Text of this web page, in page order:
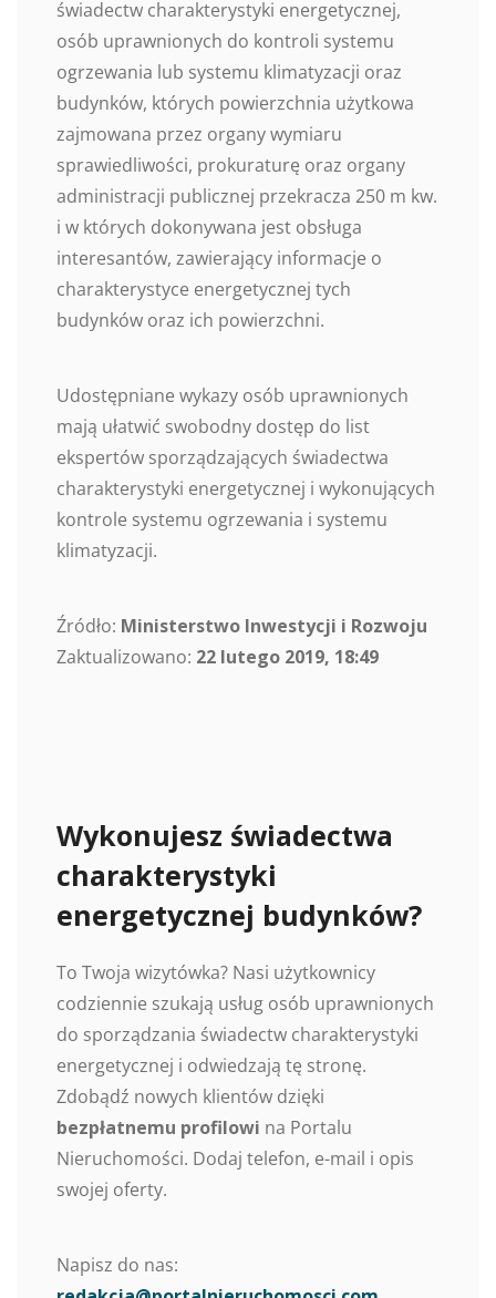
świadectw charakterystyki energetycznej,
osób uprawnionych do kontroli systemu
ogrzewania lub systemu klimatyzacji oraz
budynków, których powierzchnia użytkowa
zajmowana przez organy wymiaru
sprawiedliwości, prokuraturę oraz organy
administracji publicznej przekracza 250 m kw.
i w których dokonywana jest obsługa
interesantów, zawierający informacje o
charakterystyce energetycznej tych
budynków oraz ich powierzchni.
Udostępniane wykazy osób uprawnionych
mają ułatwić swobodny dostęp do list
ekspertów sporządzających świadectwa
charakterystyki energetycznej i wykonujących
kontrole systemu ogrzewania i systemu
klimatyzacji.
Źródło: Ministerstwo Inwestycji i Rozwoju
Zaktualizowano: 22 lutego 2019, 18:49
Wykonujesz świadectwa
charakterystyki
energetycznej budynków?
To Twoja wizytówka? Nasi użytkownicy
codziennie szukają usług osób uprawnionych
do sporządzania świadectw charakterystyki
energetycznej i odwiedzają tę stronę.
Zdobądź nowych klientów dzięki
bezpłatnemu profilowi na Portalu
Nieruchomości. Dodaj telefon, e-mail i opis
swojej oferty.
Napisz do nas: